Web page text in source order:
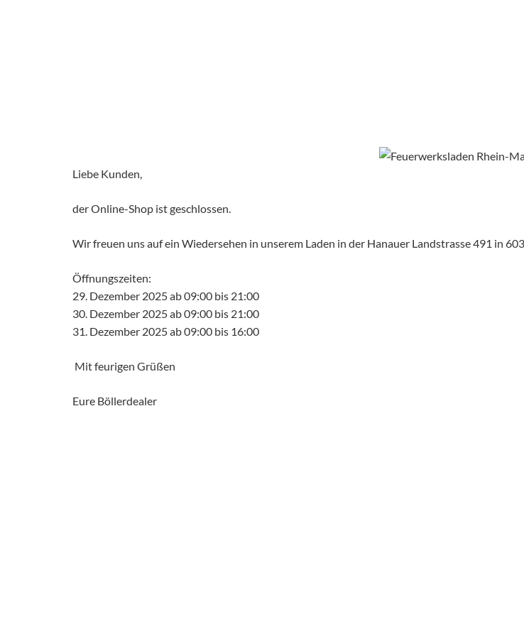
Liebe Kunden,
der Online-Shop ist geschlossen.
Wir freuen uns auf ein Wiedersehen in unserem Laden in der Hanauer Landstrasse 491 in
Öffnungszeiten:
29. Dezember 2025 ab 09:00 bis 21:00
30. Dezember 2025 ab 09:00 bis 21:00
31. Dezember 2025 ab 09:00 bis 16:00
Mit feurigen Grüßen
Eure Böllerdealer